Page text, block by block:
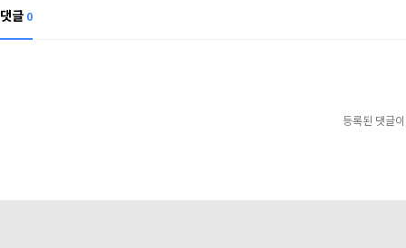
댓글 0
등록된 댓글